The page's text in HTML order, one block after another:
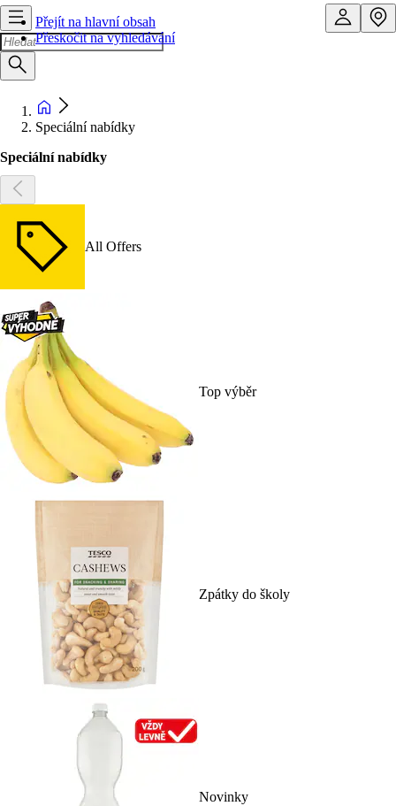
Přejít na hlavní obsah
Přeskočit na vyhledávání
Speciální nabídky
Speciální nabídky
All Offers
Top výběr
Zpátky do školy
Novinky